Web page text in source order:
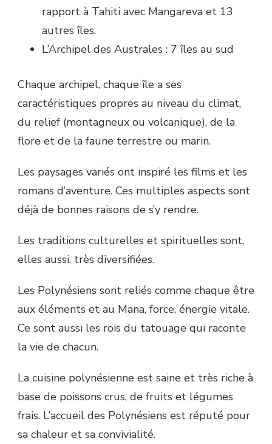
rapport à Tahiti avec Mangareva et 13
autres îles.
L’Archipel des Australes : 7 îles au sud
Chaque archipel, chaque île a ses
caractéristiques propres au niveau du climat,
du relief (montagneux ou volcanique), de la
flore et de la faune terrestre ou marin.
Les paysages variés ont inspiré les films et les
romans d’aventure. Ces multiples aspects sont
déjà de bonnes raisons de s’y rendre.
Les traditions culturelles et spirituelles sont,
elles aussi, très diversifiées.
Les Polynésiens sont reliés comme chaque être
aux éléments et au Mana, force, énergie vitale.
Ce sont aussi les rois du tatouage qui raconte
la vie de chacun.
La cuisine polynésienne est saine et très riche à
base de poissons crus, de fruits et légumes
frais. L’accueil des Polynésiens est réputé pour
sa chaleur et sa convivialité.